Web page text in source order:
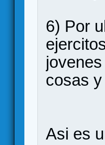
6) Por
cosas
Asi es